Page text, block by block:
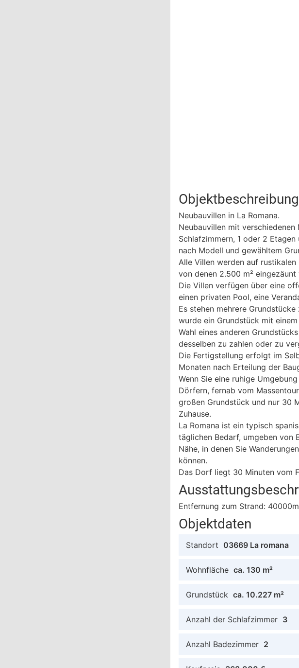
Objektbeschreibung
Neubauvillen in La Romana.
Neubauvillen mit
Schlafzimmern, 1 oder 2
nach Modell und gewähltem
Alle Villen werden auf
von denen 2.500 m² eingezäunt
Die Villen verfügen über eine
einen privaten Pool, eine
Es stehen mehrere
wurde ein Grundstück mit
Wahl eines anderen
desselben zu zahlen oder zu
Die Fertigstellung erfolgt im
Monaten nach Erteilung der
Wenn Sie eine ruhige
Dörfern, fernab vom
großen Grundstück und nur 30
Zuhause.
La Romana ist ein typisch
täglichen Bedarf, umgeben von
Nähe, in denen Sie
können.
Das Dorf liegt 30 Minuten vom
Entfernung zum Strand:
Objektdaten
Standort 03669 La romana
Wohnfläche ca. 130 m²
Grundstück ca. 10.227 m²
Anzahl der Schlafzimmer 3
Anzahl Badezimmer 2